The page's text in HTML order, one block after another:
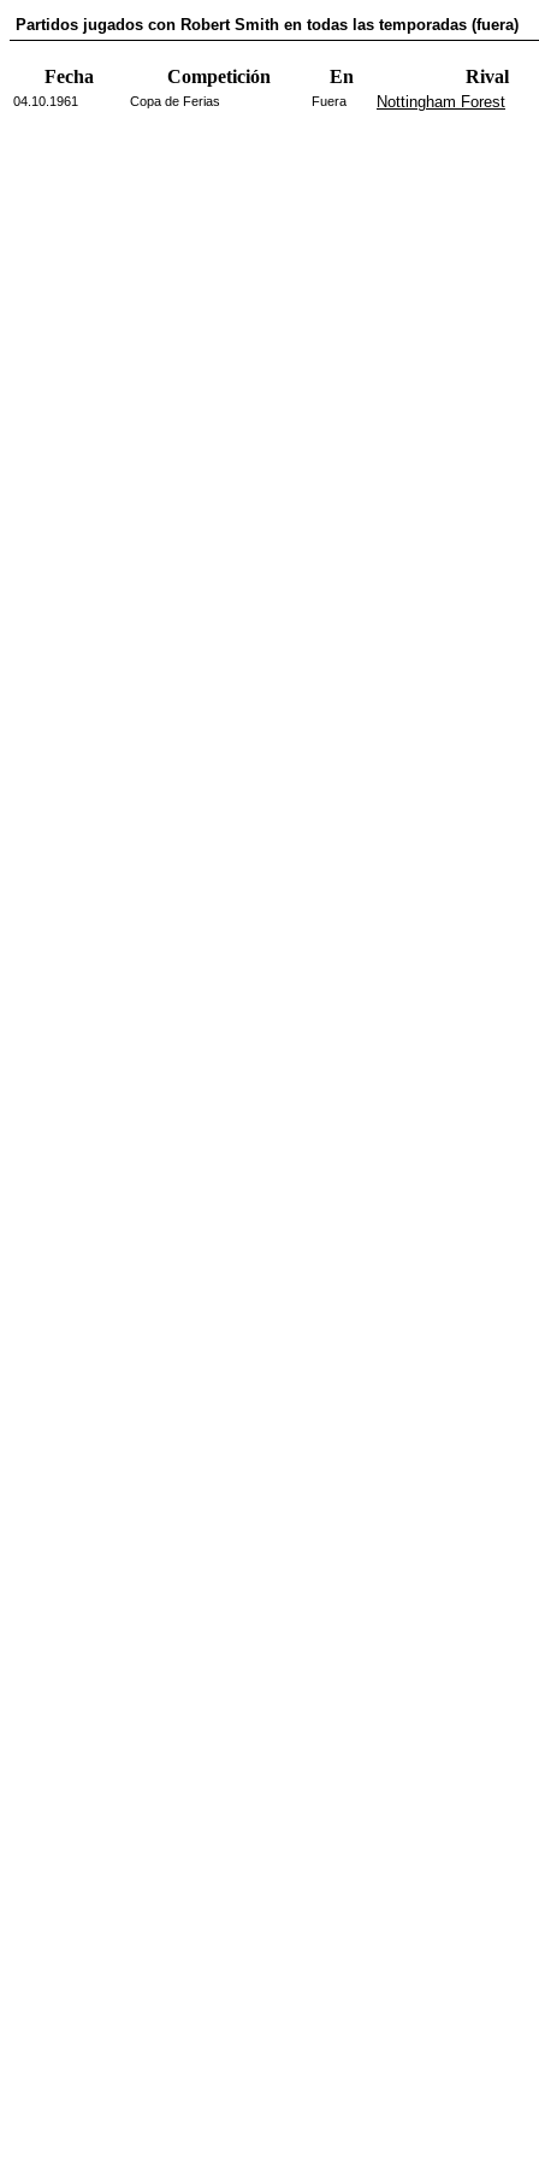
Partidos jugados con Robert Smith en todas las temporadas (fuera)
Fecha Competición En Rival
04.10.1961 Copa de Ferias Fuera Nottingham Forest